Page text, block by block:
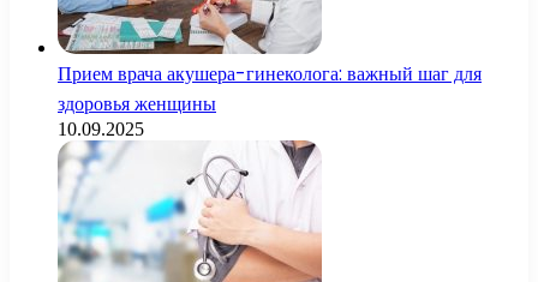
Прием врача акушера-гинеколога: важный шаг для
здоровья женщины
10.09.2025